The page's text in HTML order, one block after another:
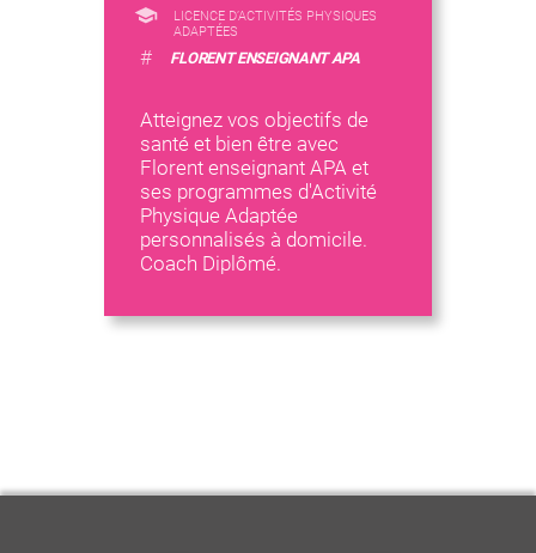
LICENCE D’ACTIVITÉS PHYSIQUES
ADAPTÉES
# FLORENT ENSEIGNANT APA
Atteignez vos objectifs de
santé et bien être avec
Florent enseignant APA et
ses programmes d'Activité
Physique Adaptée
personnalisés à domicile.
Coach Diplômé.